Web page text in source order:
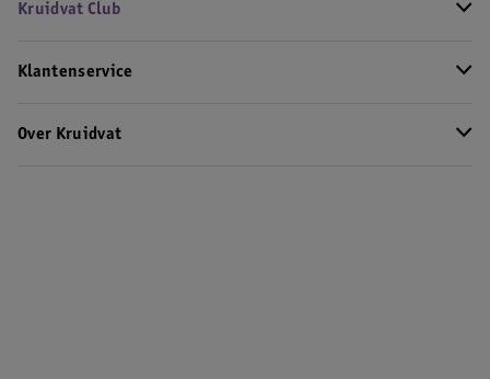
Kruidvat Club
Klantenservice
Over Kruidvat